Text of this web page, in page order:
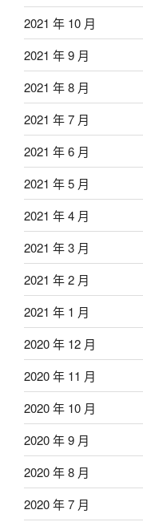
2021 年 10 月
2021 年 9 月
2021 年 8 月
2021 年 7 月
2021 年 6 月
2021 年 5 月
2021 年 4 月
2021 年 3 月
2021 年 2 月
2021 年 1 月
2020 年 12 月
2020 年 11 月
2020 年 10 月
2020 年 9 月
2020 年 8 月
2020 年 7 月